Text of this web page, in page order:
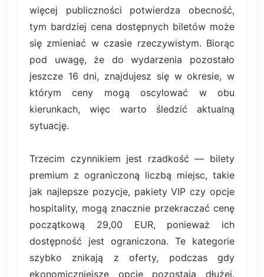
więcej publiczności potwierdza obecność,
tym bardziej cena dostępnych biletów może
się zmieniać w czasie rzeczywistym. Biorąc
pod uwagę, że do wydarzenia pozostało
jeszcze 16 dni, znajdujesz się w okresie, w
którym ceny mogą oscylować w obu
kierunkach, więc warto śledzić aktualną
sytuację.
Trzecim czynnikiem jest rzadkość — bilety
premium z ograniczoną liczbą miejsc, takie
jak najlepsze pozycje, pakiety VIP czy opcje
hospitality, mogą znacznie przekraczać cenę
początkową 29,00 EUR, ponieważ ich
dostępność jest ograniczona. Te kategorie
szybko znikają z oferty, podczas gdy
ekonomiczniejsze opcje pozostają dłużej.